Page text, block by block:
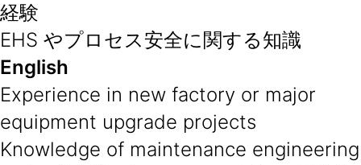
経験
EHS やプロセス安全に関する知識
English
Experience in new factory or major
equipment upgrade projects
Knowledge of maintenance engineering